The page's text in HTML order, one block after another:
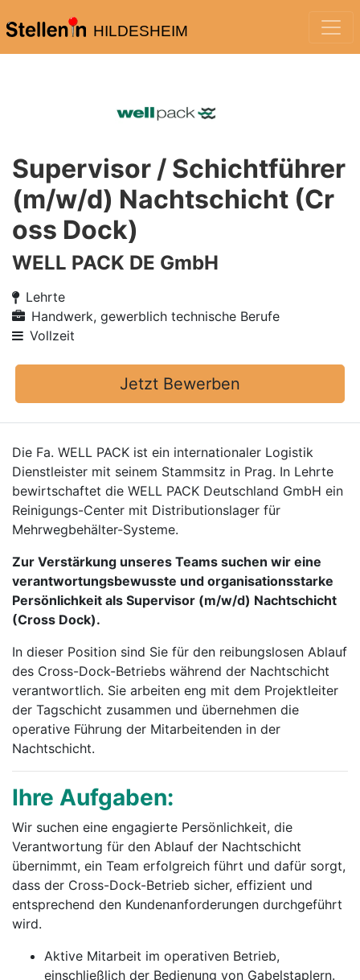
HILDESHEIM
Supervisor / Schichtführer
(m/w/d) Nachtschicht (Cr
oss Dock)
WELL PACK DE GmbH
Lehrte
Handwerk, gewerblich technische Berufe
Vollzeit
Jetzt Bewerben
Die Fa. WELL PACK ist ein internationaler Logistik
Dienstleister mit seinem Stammsitz in Prag. In Lehrte
bewirtschaftet die WELL PACK Deutschland GmbH ein
Reinigungs-Center mit Distributionslager für
Mehrwegbehälter-Systeme.
Zur Verstärkung unseres Teams suchen wir eine
verantwortungsbewusste und organisationsstarke
Persönlichkeit als Supervisor (m/w/d) Nachtschicht
(Cross Dock).
In dieser Position sind Sie für den reibungslosen Ablauf
des Cross-Dock-Betriebs während der Nachtschicht
verantwortlich. Sie arbeiten eng mit dem Projektleiter
der Tagschicht zusammen und übernehmen die
operative Führung der Mitarbeitenden in der
Nachtschicht.
Ihre Aufgaben:
Wir suchen eine engagierte Persönlichkeit, die
Verantwortung für den Ablauf der Nachtschicht
übernimmt, ein Team erfolgreich führt und dafür sorgt,
dass der Cross-Dock-Betrieb sicher, effizient und
entsprechend den Kundenanforderungen durchgeführt
wird.
Aktive Mitarbeit im operativen Betrieb,
einschließlich der Bedienung von Gabelstaplern.